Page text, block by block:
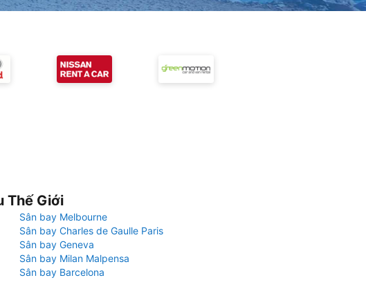
Thế Giới
Sân bay Melbourne
Sân bay Charles de Gaulle Paris
Sân bay Geneva
Sân bay Milan Malpensa
Sân bay Barcelona